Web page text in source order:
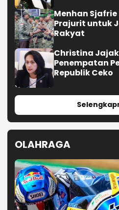
Menhan
Prajurit untuk
Rakyat
Christina
Penempatan
Republik Ceko
OLAHRAGA